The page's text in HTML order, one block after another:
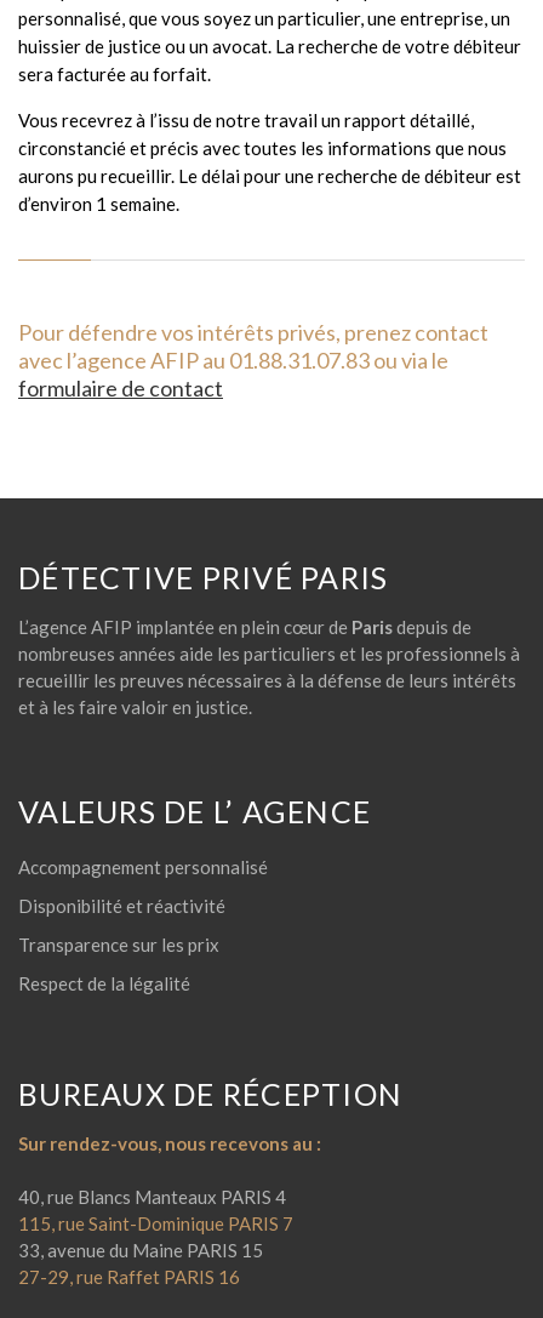
personnalisé, que vous soyez un particulier, une entreprise, un
huissier de justice ou un avocat. La recherche de votre débiteur
sera facturée au forfait.
Vous recevrez à l’issu de notre travail un rapport détaillé,
circonstancié et précis avec toutes les informations que nous
aurons pu recueillir. Le délai pour une recherche de débiteur est
d’environ 1 semaine.
Pour défendre vos intérêts privés, prenez contact
avec l’agence AFIP au 01.88.31.07.83 ou via le
formulaire de contact
DÉTECTIVE PRIVÉ PARIS
L’agence AFIP implantée en plein cœur de Parisdepuis de
nombreuses années aide les particuliers et les professionnels à
recueillir les preuves nécessaires à la défense de leurs intérêts
et à les faire valoir en justice.
VALEURS DE L’ AGENCE
Accompagnement personnalisé
Disponibilité et réactivité
Transparence sur les prix
Respect de la légalité
BUREAUX DE RÉCEPTION
Sur rendez-vous, nous recevons au :
40, rue Blancs Manteaux PARIS 4
115, rue Saint-Dominique PARIS 7
33, avenue du Maine PARIS 15
27-29, rue Raffet PARIS 16